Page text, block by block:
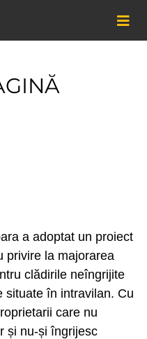
a adoptat un proiect
privire la majorarea
clădirile neîngrijite
situate în intravilan. Cu
care nu
și nu-și îngrijesc